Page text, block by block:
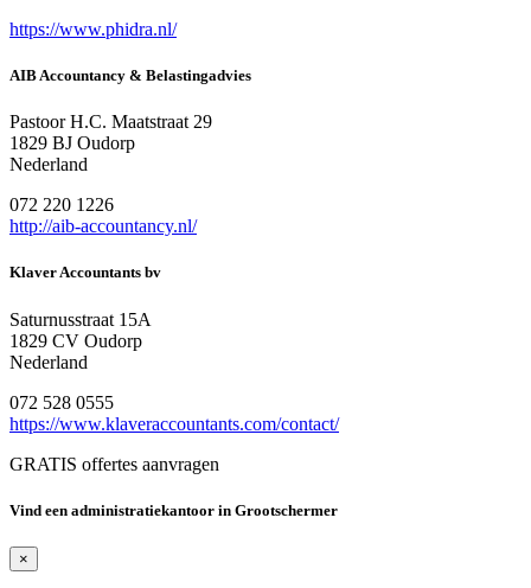
https://www.phidra.nl/
AIB Accountancy & Belastingadvies
Pastoor H.C. Maatstraat 29
1829 BJ Oudorp
Nederland
072 220 1226
http://aib-accountancy.nl/
Klaver Accountants bv
Saturnusstraat 15A
1829 CV Oudorp
Nederland
072 528 0555
https://www.klaveraccountants.com/contact/
GRATIS offertes aanvragen
Vind een administratiekantoor in Grootschermer
×